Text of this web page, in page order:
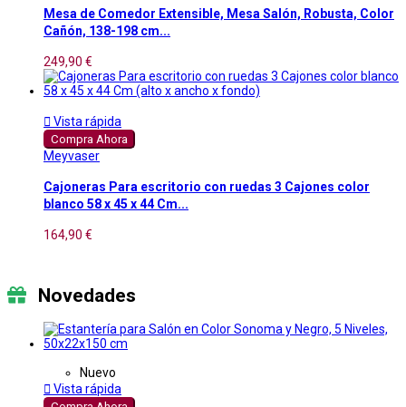
Mesa de Comedor Extensible, Mesa Salón, Robusta, Color
Cañón, 138-198 cm...
249,90 €
 Vista rápida
Compra Ahora
Meyvaser
Cajoneras Para escritorio con ruedas 3 Cajones color
blanco 58 x 45 x 44 Cm...
164,90 €
Novedades
Nuevo
 Vista rápida